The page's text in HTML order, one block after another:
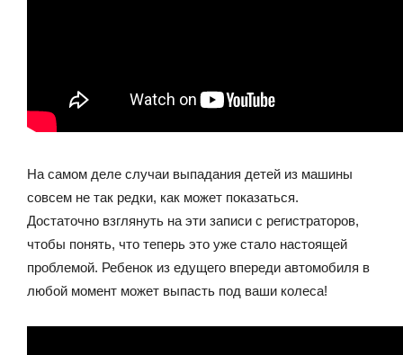
На самом деле случаи выпадания детей из машины
совсем не так редки, как может показаться.
Достаточно взглянуть на эти записи с регистраторов,
чтобы понять, что теперь это уже стало настоящей
проблемой. Ребенок из едущего впереди автомобиля в
любой момент может выпасть под ваши колеса!